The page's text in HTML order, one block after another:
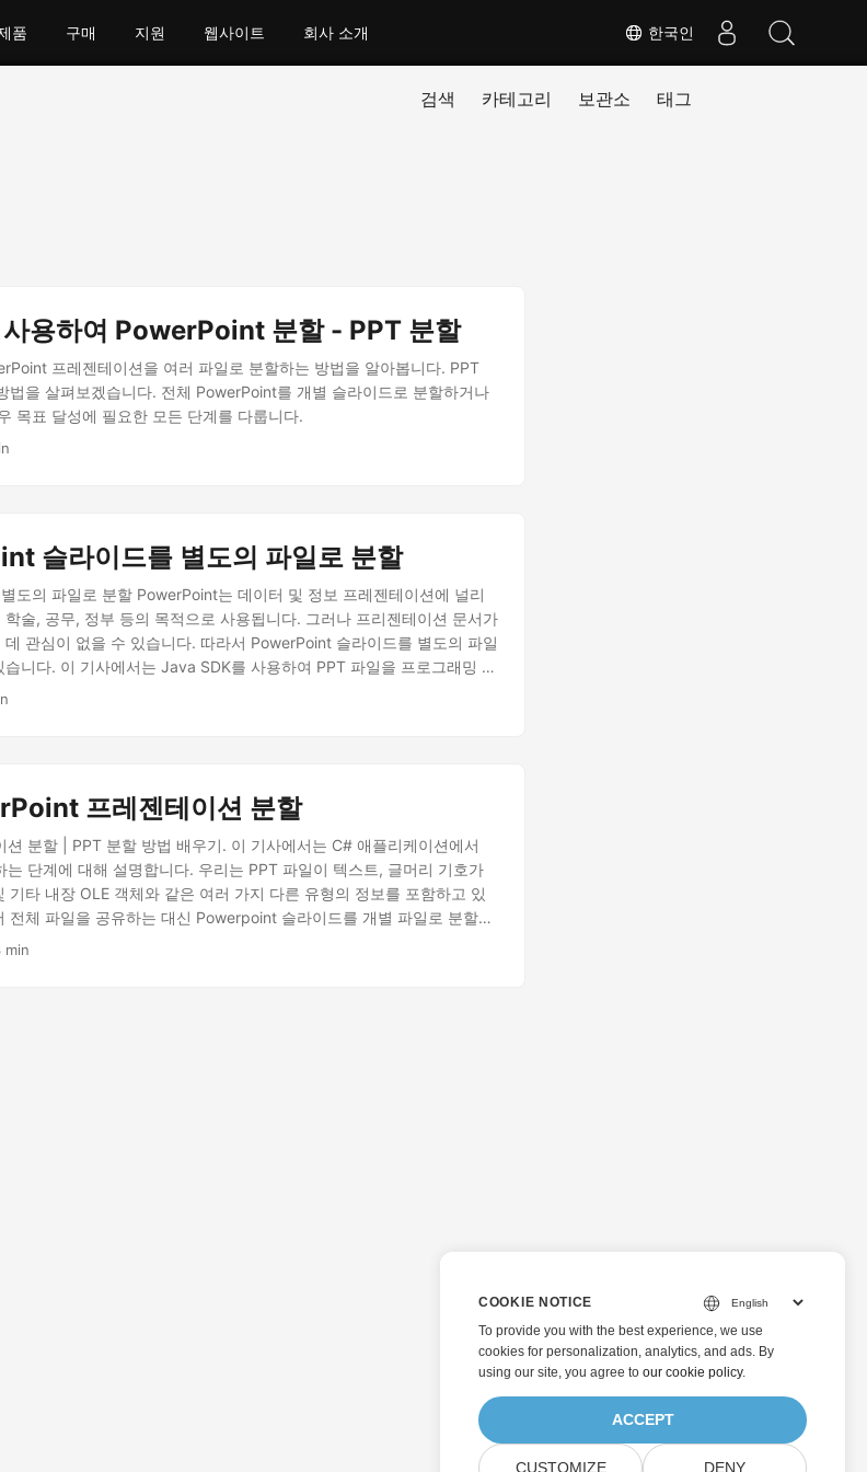
한국인
품 구매 지원 웹사이트 회사 소개
검색 카테고리 보관소 태그
용하여 PowerPoint 분할 - PPT 분할
프레젠테이션을 여러 파일로 분할하는 방법을 알아봅니다. PPT
법을 살펴보겠습니다. 전체 PowerPoint를 개별 슬라이드로 분할하거나
목표 달성에 필요한 모든 단계를 다룹니다.
슬라이드를 별도의 파일로 분할
도의 파일로 분할 PowerPoint는 데이터 및 정보 프레젠테이션에 널리
술, 공무, 정부 등의 목적으로 사용됩니다. 그러나 프리젠테이션 문서가
관심이 없을 수 있습니다. 따라서 PowerPoint 슬라이드를 별도의 파일
니다. 이 기사에서는 Java SDK를 사용하여 PPT 파일을 프로그래밍 방
설명합니다. PPT 변환 API Java를 사용하여 PowerPoint 슬라이드를
프레젠테이션 분할
분할 | PPT 분할 방법 배우기. 이 기사에서는 C# 애플리케이션에서
단계에 대해 설명합니다. 우리는 PPT 파일이 텍스트, 글머리 기호가
기타 내장 OLE 객체와 같은 여러 가지 다른 유형의 정보를 포함하고 있
전체 파일을 공유하는 대신 Powerpoint 슬라이드를 개별 파일로 분할하
있을 수 있습니다. 따라서 우리는 프로그래밍 방식으로 PPT를 여러 파
min
COOKIE NOTICE
To provide you with the best experience, we use
cookies for personalization, analytics, and ads. By
using our site, you agree to our cookie policy.
ACCEPT
CUSTOMIZE DENY